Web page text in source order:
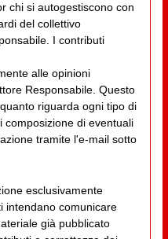
chi si autogestiscono con
del collettivo
I contributi
alle opinioni
Responsabile. Questo
riguarda ogni tipo di
composizione di eventuali
tramite l'e-mail sotto
esclusivamente
intendano comunicare
già pubblicato